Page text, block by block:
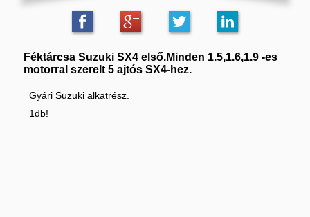
Féktárcsa Suzuki SX4 első.Minden 1.5,1.6,1.9 -es
motorral szerelt 5 ajtós SX4-hez.
Gyári Suzuki alkatrész.
1db!